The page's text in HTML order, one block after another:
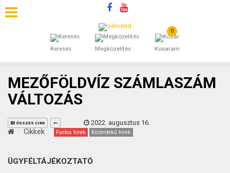
Keresés Megközelítés
0
Kosaram
SZÁLLÁSOK
ÁLTALÁNOS SZERZŐDÉSI FELTÉTELEK
KINCSES BARANYA VÉMÉND
MEZŐFÖLDVÍZ SZÁMLASZÁM
VÁLTOZÁS
ÖSSZES CIKK 2022. augusztus 16.
Cikkek Fontos hírek Közérdekű hírek
ÜGYFÉLTÁJÉKOZTATÓ